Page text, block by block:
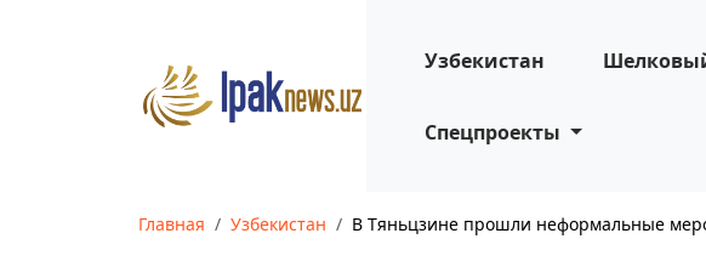
Узбекистан
Спецпроекты
Главная Узбекистан В Тяньцзине прошли неформальные